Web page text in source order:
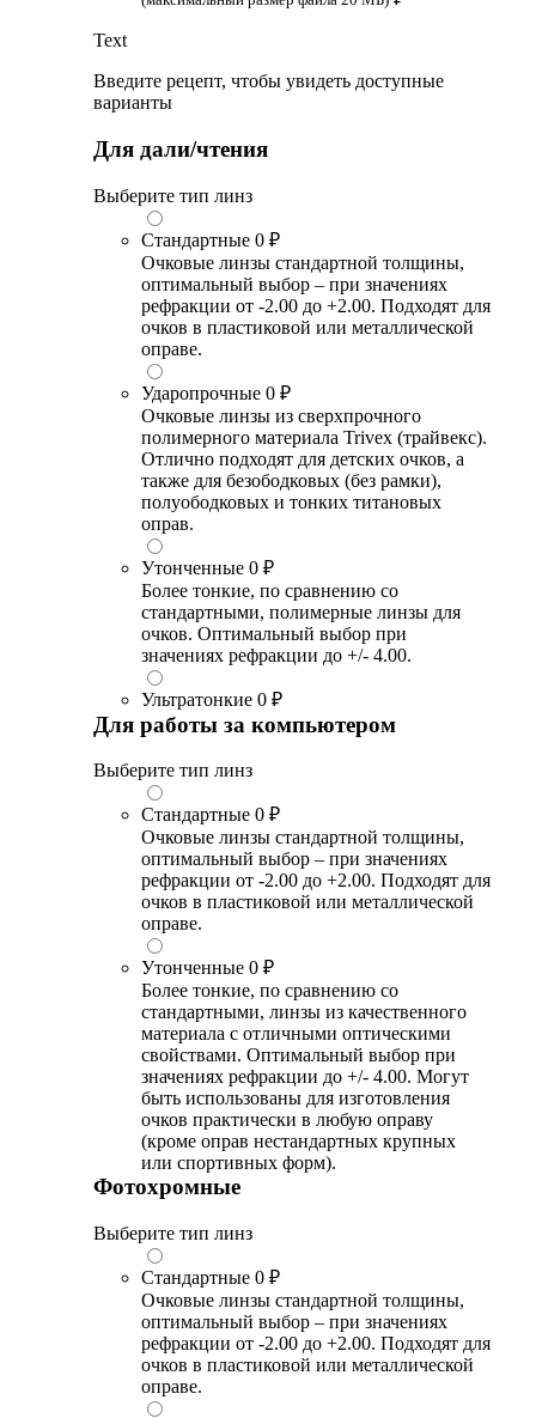
Text
Введите рецепт, чтобы увидеть доступные
варианты
Для дали/чтения
Выберите тип линз
Стандартные 0 ₽
Очковые линзы стандартной толщины,
оптимальный выбор – при значениях
рефракции от -2.00 до +2.00. Подходят для
очков в пластиковой или металлической
оправе.
Ударопрочные 0 ₽
Очковые линзы из сверхпрочного
полимерного материала Trivex (трайвекс).
Отлично подходят для детских очков, а
также для безободковых (без рамки),
полуободковых и тонких титановых
оправ.
Утонченные 0 ₽
Более тонкие, по сравнению со
стандартными, полимерные линзы для
очков. Оптимальный выбор при
значениях рефракции до +/- 4.00.
Ультратонкие 0 ₽
Для работы за компьютером
Выберите тип линз
Стандартные 0 ₽
Очковые линзы стандартной толщины,
оптимальный выбор – при значениях
рефракции от -2.00 до +2.00. Подходят для
очков в пластиковой или металлической
оправе.
Утонченные 0 ₽
Более тонкие, по сравнению со
стандартными, линзы из качественного
материала с отличными оптическими
свойствами. Оптимальный выбор при
значениях рефракции до +/- 4.00. Могут
быть использованы для изготовления
очков практически в любую оправу
(кроме оправ нестандартных крупных
или спортивных форм).
Фотохромные
Выберите тип линз
Стандартные 0 ₽
Очковые линзы стандартной толщины,
оптимальный выбор – при значениях
рефракции от -2.00 до +2.00. Подходят для
очков в пластиковой или металлической
оправе.